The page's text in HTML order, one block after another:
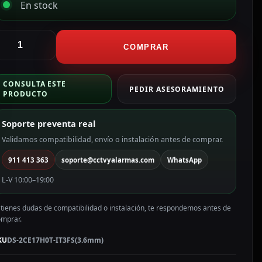
En stock
COMPRAR
CONSULTA ESTE
PRODUCTO
PEDIR ASESORAMIENTO
Soporte preventa real
Validamos compatibilidad, envío o instalación antes de comprar.
911 413 363 soporte@cctvyalarmas.com WhatsApp
L-V 10:00–19:00
dudas de compatibilidad o instalación, te respondemos antes de
DS-2CE17H0T-IT3FS(3.6mm)